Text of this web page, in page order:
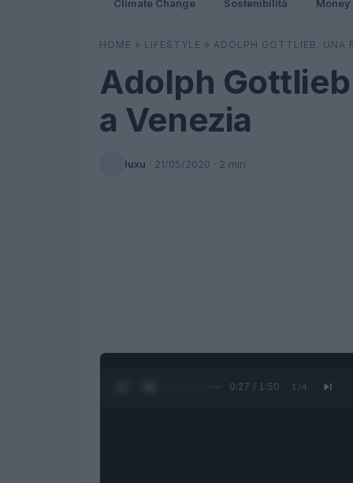
Climate Change Sostenibilità Money
HOME » LIFESTYLE » ADOLPH GOTTLIEB. UNA
Adolph
a Venezia
luxu · 21/05/2020 · 2 min
0:28 / 1:50 1 /4